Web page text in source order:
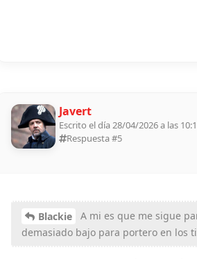
Javert
Escrito el día 28/04/2026 a las
Respuesta #5
Blackie
A mi es que me sigue
demasiado bajo para portero en los